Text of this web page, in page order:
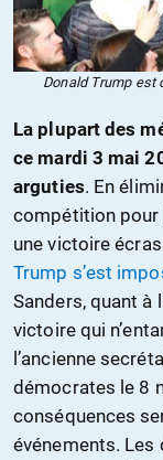
Donald Trump est
La plupart des
ce mardi 3 mai
arguties. En
compétition pour
une victoire
Trump s’est
Sanders, quant à
victoire qui
l’ancienne
démocrates le 8
conséquences
événements. Les